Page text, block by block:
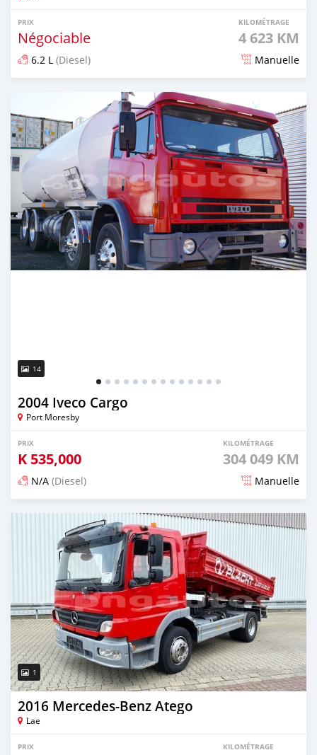
PRIX
Négociable
KILOMÉTRAGE
4 623 KM
6.2 L (Diesel) Manuelle
Publié il y a plus de 4 ans
14
2004 Iveco Cargo
Port Moresby
PRIX
K 535,000
KILOMÉTRAGE
304 049 KM
N/A (Diesel) Manuelle
Publié il y a plus de 4 ans
1
2016 Mercedes‒Benz Atego
Lae
PRIX KILOMÉTRAGE